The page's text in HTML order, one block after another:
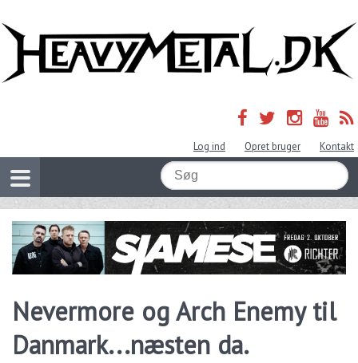
Log ind Opret bruger Kontakt
Nevermore og Arch Enemy til
Danmark...næsten da.